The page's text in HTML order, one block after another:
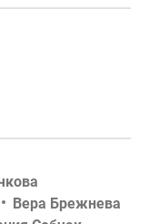
Вера Брежнева